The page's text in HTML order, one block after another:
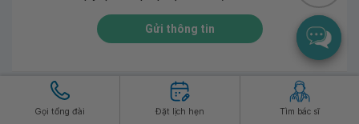
Gửi thông tin
Gọi tổng đài Đặt lịch hẹn Tìm bác sĩ